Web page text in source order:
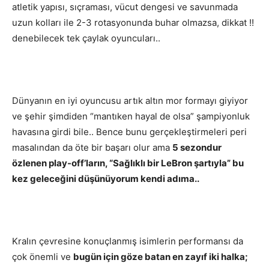
atletik yapısı, sıçraması, vücut dengesi ve savunmada
uzun kolları ile 2-3 rotasyonunda buhar olmazsa, dikkat !!
denebilecek tek çaylak oyuncuları..
Dünyanın en iyi oyuncusu artık altın mor formayı giyiyor
ve şehir şimdiden “mantıken hayal de olsa” şampiyonluk
havasına girdi bile.. Bence bunu gerçekleştirmeleri peri
masalından da öte bir başarı olur ama 5 sezondur
özlenen play-off’ların, “Sağlıklı bir LeBron şartıyla” bu
kez geleceğini düşünüyorum kendi adıma..
Kralın çevresine konuçlanmış isimlerin performansı da
çok önemli ve bugün için göze batan en zayıf iki halka;